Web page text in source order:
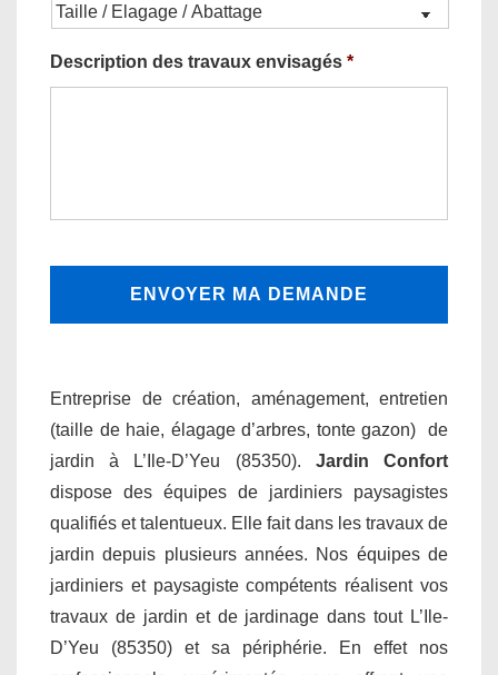
Description des travaux envisagés *
Entreprise de création, aménagement, entretien
(taille de haie, élagage d’arbres, tonte gazon) de
jardin à L’Ile-D’Yeu (85350). Jardin Confort
dispose des équipes de jardiniers paysagistes
qualifiés et talentueux. Elle fait dans les travaux de
jardin depuis plusieurs années. Nos équipes de
jardiniers et paysagiste compétents réalisent vos
travaux de jardin et de jardinage dans tout L’Ile-
D’Yeu (85350) et sa périphérie. En effet nos